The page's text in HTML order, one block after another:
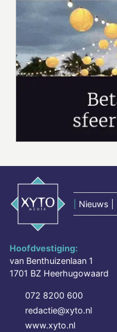
Nieuws |
Hoofdvestiging:
van Benthuizenlaan 1
1701 BZ Heerhugowaard
072 8200 600
redactie@xyto.nl
www.xyto.nl